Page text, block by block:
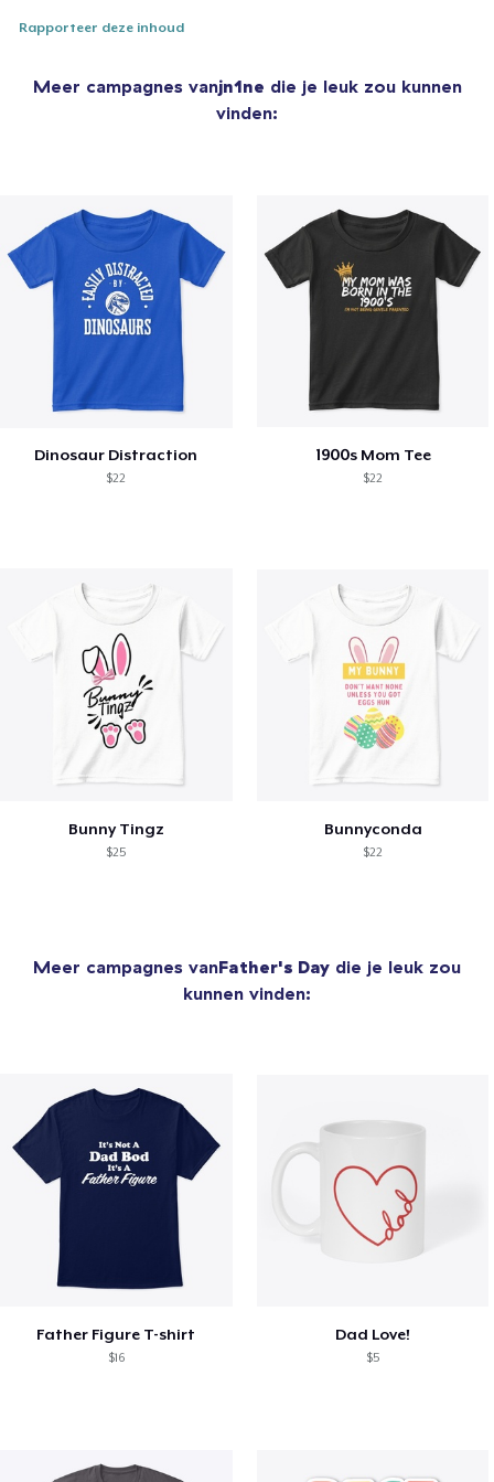
Rapporteer deze inhoud
Meer campagnes vanjn1ne die je leuk zou kunnen
vinden:
Dinosaur Distraction
$22
1900s Mom Tee
$22
Bunny Tingz
$25
Bunnyconda
$22
Meer campagnes vanFather's Day die je leuk zou
kunnen vinden:
Father Figure T-shirt
$16
Dad Love!
$5